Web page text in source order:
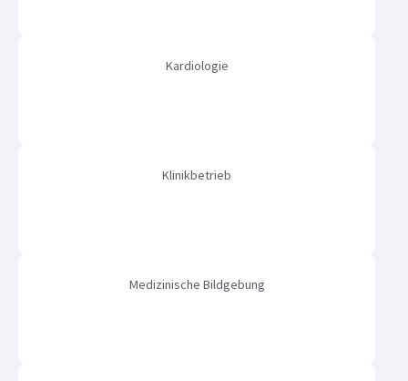
Kardiologie
Klinikbetrieb
Medizinische Bildgebung